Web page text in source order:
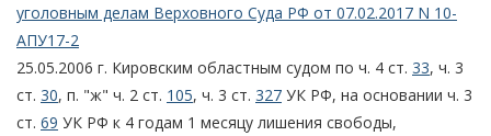
уголовным делам Верховного Суда РФ от 07.02.2017 N 10-
АПУ17-2
25.05.2006 г. Кировским областным судом по ч. 4 ст. 33, ч. 3
ст. 30, п. "ж" ч. 2 ст. 105, ч. 3 ст. 327 УК РФ, на основании ч. 3
ст. 69 УК РФ к 4 годам 1 месяцу лишения свободы,